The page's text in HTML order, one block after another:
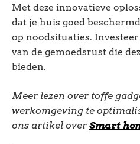
Met deze innovatieve
dat je huis goed
op noodsituaties.
van de gemoedsrust die
bieden.
Meer lezen over toffe
werkomgeving te
ons artikel over Smart